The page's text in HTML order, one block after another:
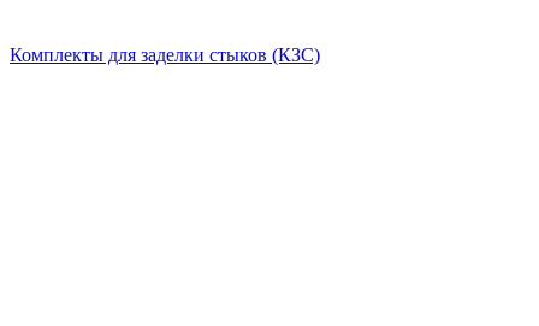
Комплекты для заделки стыков (КЗС)